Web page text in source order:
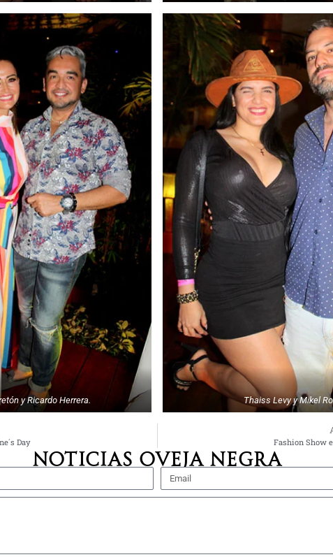
y Ricardo Herrera. Thaiss Levy y Mikel
Day Fashion Show
NOTICIAS OVEJA NEGRA